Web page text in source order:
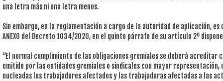
una letra más ni una letra menos.
Sin embargo, en la reglamentación a cargo de la autoridad de aplicación,
ANEXO del Decreto 1034/2020, en el quinto párrafo de su artículo 2º
“El normal cumplimiento de las obligaciones gremiales se deberá acreditar
emitido por las entidades gremiales o sindicales con mayor representación,
nucleadas los trabajadores afectados y las trabajadoras afectadas a las